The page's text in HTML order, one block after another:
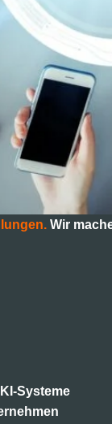
Wir
Systeme